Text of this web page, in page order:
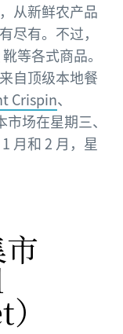
从新鲜农产品
尽有。不过，
等各式商品。
自顶级本地餐
Crispin、
场在星期三、
月和 2 月，星